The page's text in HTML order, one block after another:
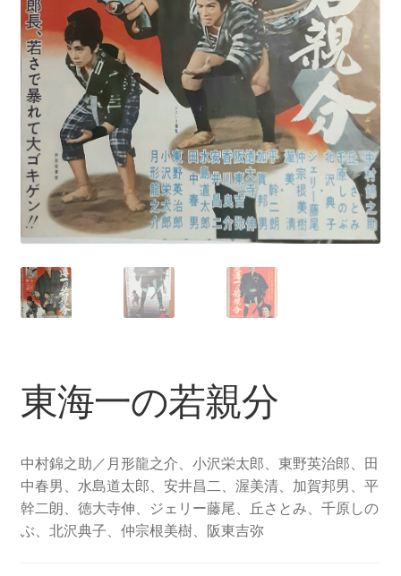
東海一の若親分
中村錦之助／月形龍之介、小沢栄太郎、東野英治郎、田
中春男、水島道太郎、安井昌二、渥美清、加賀邦男、平
幹二朗、徳大寺伸、ジェリー藤尾、丘さとみ、千原しの
ぶ、北沢典子、仲宗根美樹、阪東吉弥